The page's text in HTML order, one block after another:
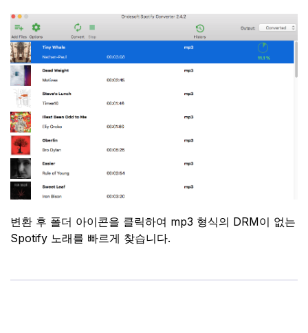
변환 후 폴더 아이콘을 클릭하여 mp3 형식의 DRM이 없는
Spotify 노래를 빠르게 찾습니다.